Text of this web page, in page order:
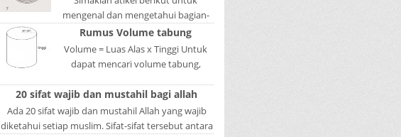
mengenal dan mengetahui bagian-
bagian mata dan fungsinya. Mata
adalah bagian yang sangat penting,
karena mer...
Rumus Volume tabung
Volume = Luas Alas x Tinggi Untuk
dapat mencari volume tabung,
lakukan adalah mencari luas
lingkaran tabun...
20 sifat wajib dan mustahil bagi allah
Ada 20 sifat wajib dan mustahil Allah yang wajib
diketahui setiap muslim. Sifat-sifat tersebut antara